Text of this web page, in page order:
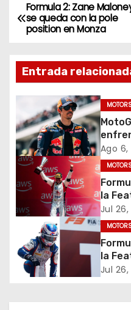
N
a
v
e
g
a
c
i
ó
n
d
Formula 2: Zane
se queda con la pole
position en Monza
Entrada
tras
Ago 6,
la
Jul 26,
la
Jul